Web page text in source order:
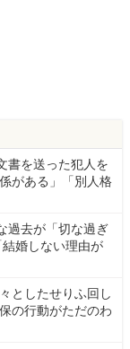
書を送った犯人を
がある」「別人格
過去が「切な過ぎ
婚しない理由が
としたせりふ回し
の行動がただのわ